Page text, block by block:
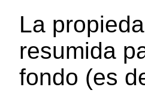
La
resumida
fondo (es